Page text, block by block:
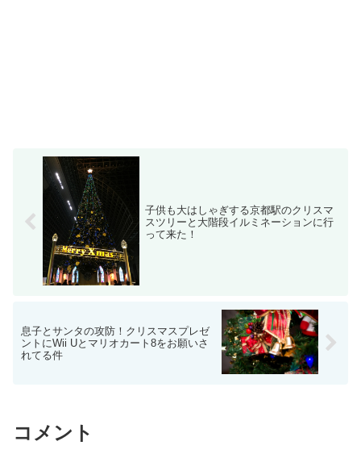
子供も大はしゃぎする京都駅のクリスマ
スツリーと大階段イルミネーションに行
って来た！
息子とサンタの攻防！クリスマスプレゼ
ントにWii Uとマリオカート8をお願いさ
れてる件
コメント